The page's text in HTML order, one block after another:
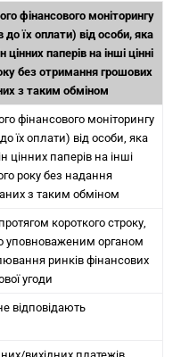
фінансового моніторингу
їх оплати) від особи, яка
паперів на інші цінні
без отримання грошових
з таким обміном
фінансового моніторингу
їх оплати) від особи, яка
паперів на інші
року без надання
з таким обміном
короткого строку,
уповноваженим органом
ринків фінансових
угоди
відповідають